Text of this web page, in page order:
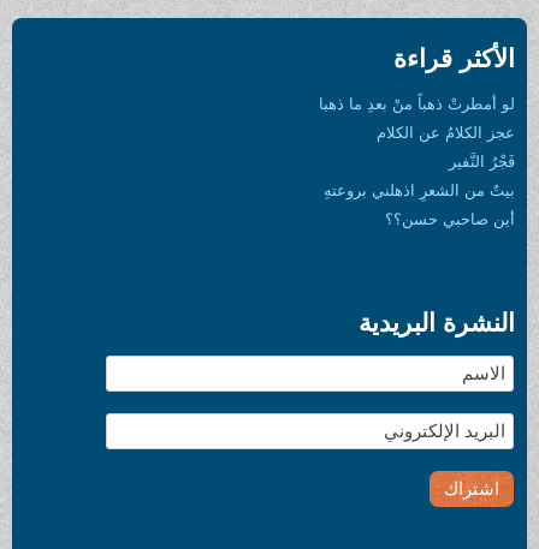
الأكثر قراءة
لو أمطرتْ ذهباً منْ بعدِ ما ذهبا
عجز الكلامُ عن الكلام
فَجْرُ النَّفير
بيتٌ من الشعرِ اذهلني بروعتهِ
أين صاحبي حسن؟؟
النشرة البريدية